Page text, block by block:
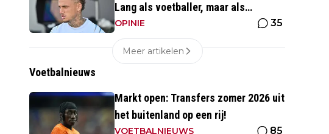
Lang als voetballer, maar als
persoonlijkheid niet'
OPINIE 35
Meer artikelen
Voetbalnieuws
Markt open: Transfers zomer 2026 uit
het buitenland op een rij!
VOETBALNIEUWS 85